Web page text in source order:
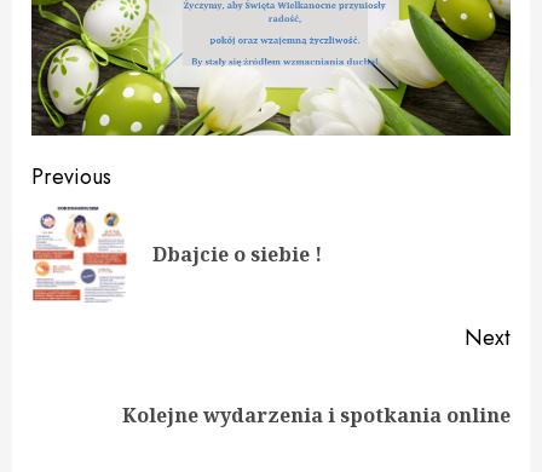
Continue
Reading
Previous
Dbajcie o siebie !
Next
Kolejne wydarzenia i spotkania online